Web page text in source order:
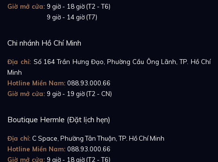
Cosmograph Daytona 116519LN Mặt Số Đen Nạm
Kim Cươngkhông còn thay đổi gì khác. Kích thước
Oyster đặc trưng. Với thiết kế kín đáo như vậy, chiếc
đồng hồ có khả năng chống nước vượt trội lên tới
100m.
Xem thêm:Đồng Hồ Rolex Cosmograph Daytona
Giờ mở cửa: 9 giờ - 18 giờ (T2 - T6)
9 giờ - 14 giờ (T7)
Chi nhánh Hồ Chí Minh
Địa chỉ: Số 164 Trần Hưng Đạo, Phường Cầu Ông Lãnh, TP. Hồ Chí
Minh
Hotline Miền Nam: 088.93.000.66
Giờ mở cửa: 9 giờ - 19 giờ (T2 - CN)
Boutique Hermle (Đặt lịch hẹn)
Địa chỉ: C Space, Phường Tân Thuận, TP. Hồ Chí Minh
Hotline Miền Nam: 088.93.000.66
Giờ mở cửa: 9 giờ - 18 giờ (T2 - T6)